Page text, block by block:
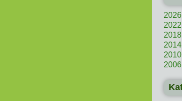
2026
2022
2018
2014
2010
2006